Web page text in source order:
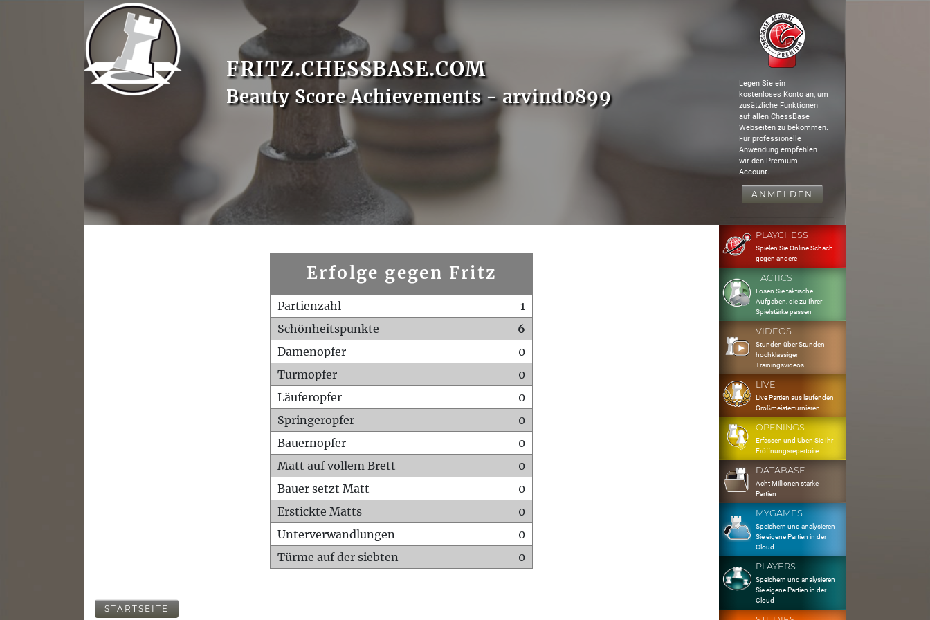
FRITZ.CHESSBASE.COM
Beauty Score Achievements - arvind0899
Legen Sie ein
kostenloses Konto an, um
zusätzliche Funktionen
auf allen ChessBase
Webseiten zu bekommen.
Für professionelle
Anwendung empfehlen
wir den Premium
Account.
ANMELDEN
Erfolge gegen Fritz
Partienzahl
1
Schönheitspunkte
6
Damenopfer
0
Turmopfer
0
Läuferopfer
0
Springeropfer
0
Bauernopfer
0
Matt auf vollem Brett
0
Bauer setzt Matt
0
Erstickte Matts
0
Unterverwandlungen
0
Türme auf der siebten
0
STARTSEITE
PLAYCHESS
Spielen Sie Online Schach
gegen andere
TACTICS
Lösen Sie taktische
Aufgaben, die zu Ihrer
Spielstärke passen
VIDEOS
Stunden über Stunden
hochklassiger
Trainingsvideos
LIVE
Live Partien aus laufenden
Großmeisterturnieren
OPENINGS
Erfassen und Üben Sie Ihr
Eröffnungsrepertoire
DATABASE
Acht Millionen starke
Partien
MYGAMES
Speichern und analysieren
Sie eigene Partien in der
Cloud
PLAYERS
Speichern und analysieren
Sie eigene Partien in der
Cloud